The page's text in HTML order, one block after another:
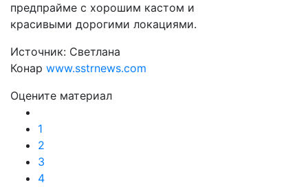
предпрайме с хорошим кастом и
красивыми дорогими локациями.
Источник: Светлана
Конар www.sstrnews.com
Оцените материал
1
2
3
4